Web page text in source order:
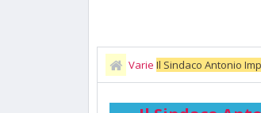
Varie Il Sindaco Antonio